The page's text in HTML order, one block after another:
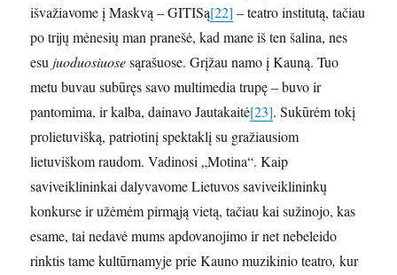
išvažiavome į Maskvą – GITISą[22] – teatro institutą, tačiau
po trijų mėnesių man pranešė, kad mane iš ten šalina, nes
esu juoduosiuosesąrašuose. Grįžau namo į Kauną. Tuo
metu buvau subūręs savo multimedia trupę – buvo ir
pantomima, ir kalba, dainavo Jautakaitė[23]. Sukūrėm tokį
prolietuvišką, patriotinį spektaklį su gražiausiom
lietuviškom raudom. Vadinosi „Motina“. Kaip
saviveiklininkai dalyvavome Lietuvos saviveiklininkų
konkurse ir užėmėm pirmąją vietą, tačiau kai sužinojo, kas
esame, tai nedavė mums apdovanojimo ir net nebeleido
rinktis tame kultūrnamyje prie Kauno muzikinio teatro,kur